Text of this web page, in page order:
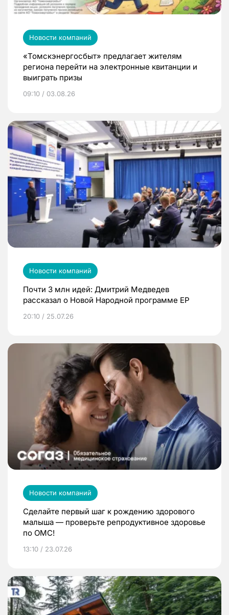
Новости компаний
«Томскэнергосбыт» предлагает жителям
региона перейти на электронные квитанции и
выиграть призы
09:10 / 03.08.26
Новости компаний
Почти 3 млн идей: Дмитрий Медведев
рассказал о Новой Народной программе ЕР
20:10 / 25.07.26
Новости компаний
Сделайте первый шаг к рождению здорового
малыша — проверьте репродуктивное здоровье
по ОМС!
13:10 / 23.07.26